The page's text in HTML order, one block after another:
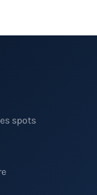
spots